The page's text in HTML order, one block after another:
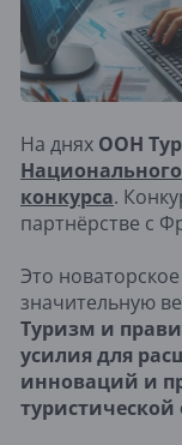
На днях ООН
конкурса.
партнёрстве с
Это
значительную
Туризм и
усилия для
инноваций и
туристической